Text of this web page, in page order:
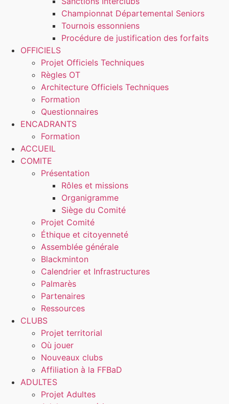
Championnat Départemental Seniors
Tournois essonniens
Procédure de justification des forfaits
OFFICIELS
Projet Officiels Techniques
Règles OT
Architecture Officiels Techniques
Formation
Questionnaires
ENCADRANTS
Formation
ACCUEIL
COMITE
Présentation
Rôles et missions
Organigramme
Siège du Comité
Projet Comité
Éthique et citoyenneté
Assemblée générale
Blackminton
Calendrier et Infrastructures
Palmarès
Partenaires
Ressources
CLUBS
Projet territorial
Où jouer
Nouveaux clubs
Affiliation à la FFBaD
ADULTES
Projet Adultes